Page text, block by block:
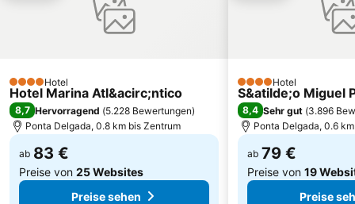
4 SterneHotel
Hotel Marina Atl&acirc;ntico
8,7 Hervorragend (5.228 Bewertungen)
Ponta Delgada, 0.8 km bis Zentrum
ab 83 €
Preise von 25 Websites
Preise sehen
4 SterneHotel
S&atilde;o Miguel
8,4 Sehr gut (3.896
Ponta Delgada, 0.6
ab 79 €
Preise von 19
Preise